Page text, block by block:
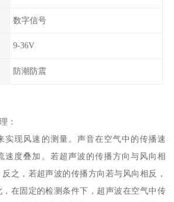
数字信号
9-36V
防潮防震
：
实现风速的测量。声音在空气中的传播速
速度叠加。若超声波的传播方向与风向相
之，若超声波的传播方向若与风向相反，
在固定的检测条件下，超声波在空气中传